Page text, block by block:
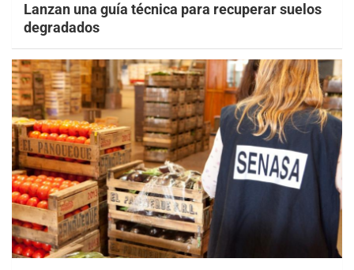
Lanzan una guía técnica para recuperar suelos
degradados